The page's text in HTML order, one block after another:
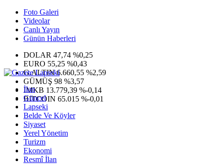
Foto Galeri
Videolar
Canlı Yayın
Günün Haberleri
DOLAR 47,74 %0,25
EURO 55,25 %0,43
G.ALTIN6.660,55 %2,59
GÜMÜŞ 98 %3,57
IMKB 13.779,39 %-0,14
BITCOIN 65.015 %-0,01
İlan
Güncel
Lapseki
Belde Ve Köyler
Siyaset
Yerel Yönetim
Turizm
Ekonomi
Resmî İlan